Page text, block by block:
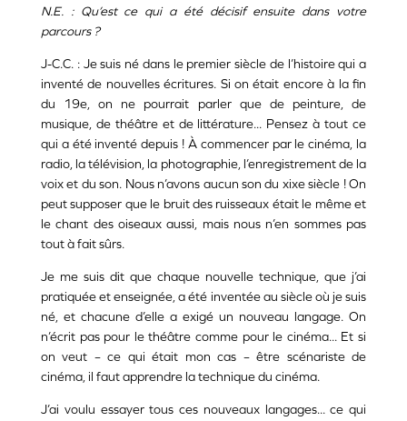
N.E. : Qu’est ce qui a été décisif ensuite dans votre
parcours ?
J-C.C. : Je suis né dans le premier siècle de l’histoire qui a
inventé de nouvelles écritures. Si on était encore à la fin
du 19e, on ne pourrait parler que de peinture, de
musique, de théâtre et de littérature... Pensez à tout ce
qui a été inventé depuis ! À commencer par le cinéma, la
radio, la télévision, la photographie, l’enregistrement de la
voix et du son. Nous n’avons aucun son du xixe siècle ! On
peut supposer que le bruit des ruisseaux était le même et
le chant des oiseaux aussi, mais nous n’en sommes pas
tout à fait sûrs.
Je me suis dit que chaque nouvelle technique, que j’ai
pratiquée et enseignée, a été inventée au siècle où je suis
né, et chacune d’elle a exigé un nouveau langage. On
n’écrit pas pour le théâtre comme pour le cinéma... Et si
on veut – ce qui était mon cas – être scénariste de
cinéma, il faut apprendre la technique du cinéma.
J’ai voulu essayer tous ces nouveaux langages... ce qui